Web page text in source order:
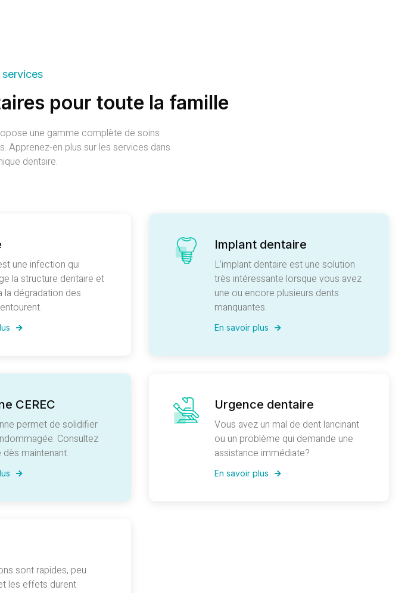
services
pour toute la famille
une gamme complète de soins
Apprenez-en plus sur les services dans
dentaire.
une infection qui
la structure dentaire et
la dégradation des
Implant dentaire
L’implant dentaire est une solution
très intéressante lorsque vous avez
une ou encore plusieurs dents
manquantes.
En savoir plus
CEREC
permet de solidifier
Consultez
maintenant.
Urgence dentaire
Vous avez un mal de dent lancinant
ou un problème qui demande une
assistance immédiate?
En savoir plus
sont rapides, peu
les effets durent